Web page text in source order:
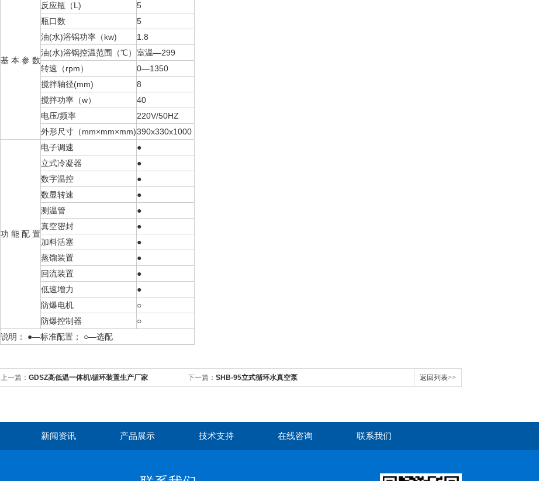
基 本 参 数
反应瓶（L)
5
瓶口数
5
油(水)浴锅功率（kw)
1.8
油(水)浴锅控温范围（℃） 室温—299
转速（rpm）
0—1350
搅拌轴径(mm)
8
搅拌功率（w）
40
电压/频率
220V/50HZ
外形尺寸（mm×mm×mm)390x330x1000
功 能 配 置
电子调速
●
立式冷凝器
●
数字温控
●
数显转速
●
测温管
●
真空密封
●
加料活塞
●
蒸馏装置
●
回流装置
●
低速增力
●
防爆电机
○
防爆控制器
○
说明： ●—标准配置； ○—选配
上一篇： GDSZ高低温一体机\循环装置生产厂家 下一篇： SHB-95立式循环水真空泵 返回列表>>
新闻资讯 产品展示 技术支持 在线咨询 联系我们